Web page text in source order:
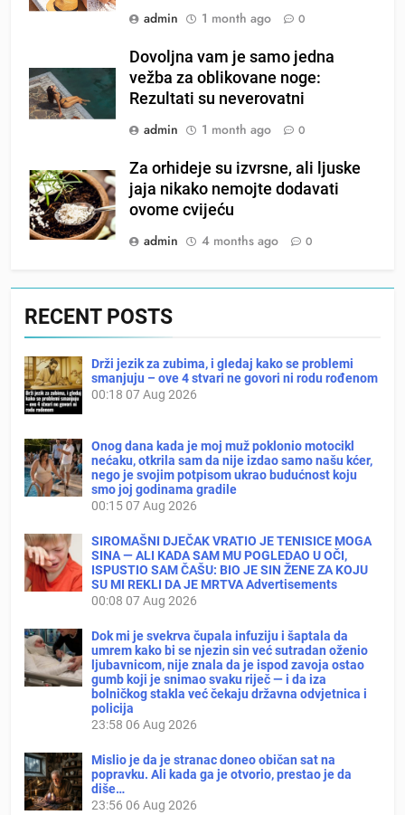
admin 1 month ago 0
Dovoljna vam je samo jedna
vežba za oblikovane noge:
Rezultati su neverovatni
admin
1 month ago 0
Za orhideje su izvrsne, ali ljuske
jaja nikako nemojte dodavati
ovome cvijeću
admin
4 months ago 0
RECENT POSTS
Drži jezik za zubima, i gledaj kako se problemi
smanjuju – ove 4 stvari ne govori ni rodu rođenom
00:18 07 Aug 2026
Onog dana kada je moj muž poklonio motocikl
nećaku, otkrila sam da nije izdao samo našu kćer,
nego je svojim potpisom ukrao budućnost koju
smo joj godinama gradile
00:1507 Aug 2026
SIROMAŠNI DJEČAK VRATIO JE TENISICE MOGA
SINA — ALI KADA SAM MU POGLEDAO U OČI,
ISPUSTIO SAM ČAŠU: BIO JE SIN ŽENE ZA KOJU
SU MI REKLI DA JE MRTVA Advertisements
00:08 07 Aug 2026
Dok mi je svekrva čupala infuziju i šaptala da
umrem kako bi se njezin sin već sutradan oženio
ljubavnicom, nije znala da je ispod zavoja ostao
gumb koji je snimao svaku riječ — i da iza
bolničkog stakla već čekaju državna odvjetnica i
policija
23:58 06 Aug 2026
Mislio je da je stranac doneo običan sat na
popravku. Ali kada ga je otvorio, prestao je da
diše…
23:56 06 Aug 2026